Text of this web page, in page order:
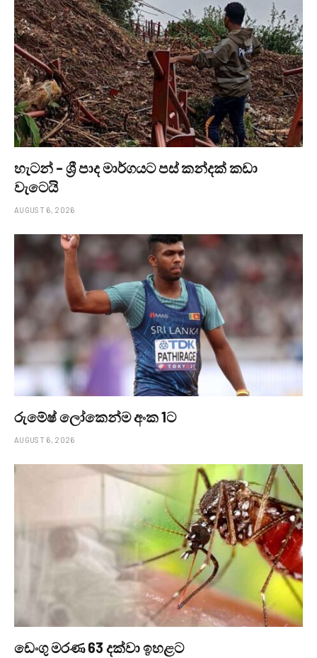
හැටන් – ශ්‍රී පාද මාර්ගයට පස් කන්දක් කඩා
වැටෙයි
AUGUST 6, 2026
රුමේෂ් ලෝකෙන්ම අංක 1ට
AUGUST 6, 2026
ඩෙංගු මරණ 63 දක්වා ඉහළට